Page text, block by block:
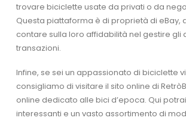
trovare biciclette usate da privati o da
Questa piattaforma è di proprietà di eBay,
contare sulla loro affidabilità nel gestire gli
transazioni.
Infine, se sei un appassionato di biciclette
consigliamo di visitare il sito online di
online dedicato alle bici d’epoca. Qui
interessanti e un vasto assortimento di